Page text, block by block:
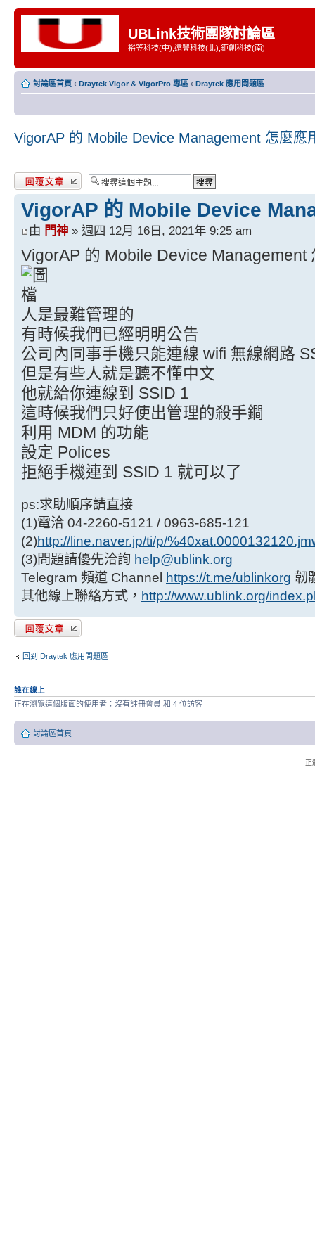
UBLink技術團隊討論區
裕笠科技(中),遠豐科技(北),鉅創科技(南)
討論區首頁 ‹ Draytek Vigor & VigorPro 專區 ‹ Draytek 應用問題區
VigorAP 的 Mobile Device Management 怎麼應
發表回覆
VigorAP 的 Mobile Device
由 門神 » 週四 12月 16日, 2021年 9:25 am
VigorAP 的 Mobile Device Management
人是最難管理的
有時候我們已經明明公告
公司內同事手機只能連線 wifi 無線網路
但是有些人就是聽不懂中文
他就給你連線到 SSID 1
這時候我們只好使出管理的殺手鐧
利用 MDM 的功能
設定 Polices
拒絕手機連到 SSID 1 就可以了
ps:求助順序請直接
(1)電洽 04-2260-5121 / 0963-685-121
(2)http://line.naver.jp/ti/p/
(3)問題請優先洽詢 help@ublink.org
Telegram 頻道 Channel
https://t.me/ublinkorg 韌
其他線上聯絡方式， http://www.ublink.org/
發表回覆
回到 Draytek 應用問題區
誰在線上
正在瀏覽這個版面的使用者：沒有註冊會員 和 4 位訪客
討論區首頁
正